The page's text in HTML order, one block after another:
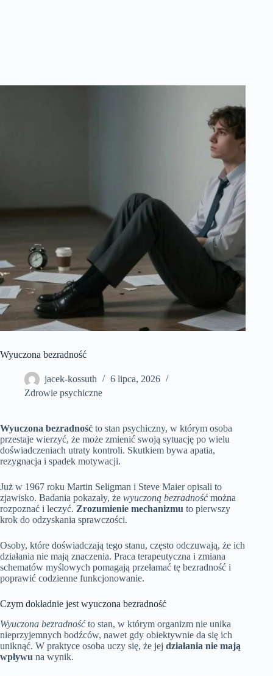
Wyuczona bezradność
jacek-kossuth
6 lipca, 2026
Zdrowie psychiczne
Wyuczona bezradność to stan psychiczny, w którym osoba
przestaje wierzyć, że może zmienić swoją sytuację po wielu
doświadczeniach utraty kontroli. Skutkiem bywa apatia,
rezygnacja i spadek motywacji.
Już w 1967 roku Martin Seligman i Steve Maier opisali to
zjawisko. Badania pokazały, że wyuczoną bezradnośćmożna
rozpoznać i leczyć. Zrozumienie mechanizmu to pierwszy
krok do odzyskania sprawczości.
Osoby, które doświadczają tego stanu, często odczuwają, że ich
działania nie mają znaczenia. Praca terapeutyczna i zmiana
schematów myślowych pomagają przełamać tę bezradność i
poprawić codzienne funkcjonowanie.
Czym dokładnie jest wyuczona bezradność
Wyuczona bezradnośćto stan, w którym organizm nie unika
nieprzyjemnych bodźców, nawet gdy obiektywnie da się ich
uniknąć. W praktyce osoba uczy się, że jej działania nie mają
wpływu na wynik.